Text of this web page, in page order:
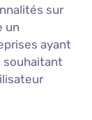
sur
un
ayant
souhaitant